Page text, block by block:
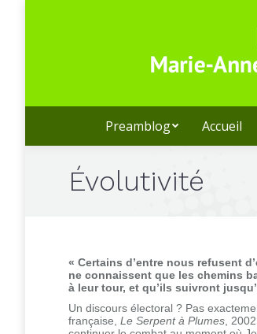
Preamblog Accueil
Évolutivité
« Certains d’entre nous refusent
ne connaissent que les chemins
à leur tour, et qu’ils suivront
Un discours électoral ? Pas
française, Le Serpent à Plumes ,